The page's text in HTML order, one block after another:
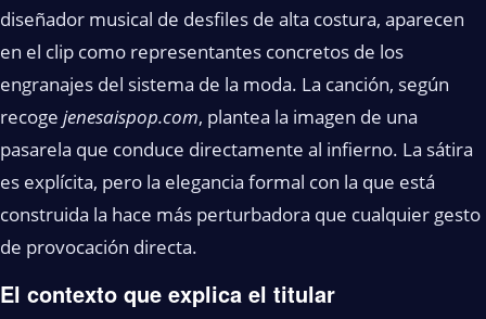
diseñador musical de desfiles de alta costura, aparecen
en el clip como representantes concretos de los
engranajes del sistema de la moda. La canción, según
recoge jenesaispop.com, plantea la imagen de una
pasarela que conduce directamente al infierno. La sátira
es explícita, pero la elegancia formal con la que está
construida la hace más perturbadora que cualquier gesto
de provocación directa.
El contexto que explica el titular